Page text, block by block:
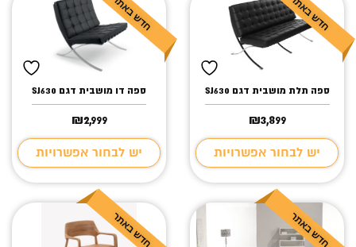
ספה תלת מושבית דגם SJ630
₪3,899
יש לבחור אפשרויות
ספה דו מושבית דגם SJ630
₪2,999
יש לבחור אפשרויות